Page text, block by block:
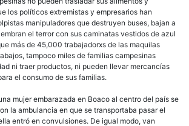
los políticos extremistas y empresarios han
manipuladores que destruyen buses, bajan a
el terror con sus caminatas vestidos de azul
más de 45,000 trabajadorxs de las maquilas
tampoco miles de familias campesinas
ni traer productos, ni pueden llevar mercancías
el consumo de sus familias.
mujer embarazada en Boaco al centro del país se
la ambulancia en que se transportaba pasar el
entró en convulsiones. De igual modo, van